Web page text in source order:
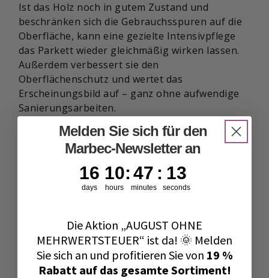
Ist das Holz noch in gutem Zustand und
beschränken sich die Gebrauchsspuren auf die
Oberfläche, kann eine gezielte Intensivpflege
das Parkett wieder gleichmäßig wirken lassen.
Außerdem verbessert sie den
Oberflächenschutz und wertet das
Erscheinungsbild auf – ganz ohne aufwendige
Sanierungsarbeiten.
In diesem Projekt fiel die Entscheidung bewusst
zugunsten der natürlichen Patina des Bodens.
Statt die Spuren der Zeit vollständig zu
beseitigen, wurde der über viele Jahre
entstandene Charakter gezielt hervorgehoben.
ein gleichmäßigeres Parkettbild;
eine hellere und lebendigere Oberfläche;
ein besser geschütztes Finish;
eine dauerhaft erhaltene natürliche Optik.
Melden Sie sich für den
Marbec-Newsletter an
Countdown ends in:
16
16
days
10
10
hours
:: 47
47
minutes
: 12
12
seconds
Die Aktion „AUGUST OHNE
MEHRWERTSTEUER“ ist da! 🌞 Melden
Sie sich an und profitieren Sie von 19 %
Rabatt auf das gesamte Sortiment!